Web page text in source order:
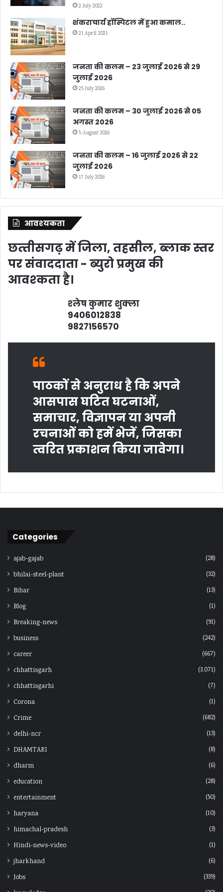
2 July 2022
शंकराचार्य हॉस्पिटल में हुआ कमाल..
21 April 2021
जनता की कलम – 23 जुलाई 2026 से 29
जुलाई 2026
25 July 2026
जनता की कलम – 30 जुलाई 2026 से 05
अगस्त 2026
5 August 2026
जनता की कलम – 16 जुलाई 2026 से 22
जुलाई 2026
17 July 2026
आवश्‍यकता
छत्‍तीसगढ़ में जिला, तहसील, ब्‍लाक स्‍तर
पर संवाददाता - ब्‍युरो प्रमुख की
आवश्‍कता है।
श्‍लेष कुमार शुक्‍ला
9406012838
9827156570
पाठकों से अनुराध है कि अपने
आसपास घटित घटनाओं,
समाचार, विज्ञापन या अपनी
रचनाओं को हमें भेजें, जिसका
त्‍वरित प्रकाशन किया जावेगा।
Categories
ajab-gajab
(28)
bhilai-steel-plant
(32)
Bihar
(13)
Blog
(1)
Breaking-news
(91)
business
(242)
career
(667)
chhattisgarh
(3,071)
chhattisgarhi
(7)
Corona
(1)
Crime
(682)
delhi-ncr
(13)
DHAMTARI
(8)
dharm
(6)
education
(28)
entertainment
(50)
haryana
(10)
himachal-pradesh
(3)
Hindi-news-video
(1)
jharkhand
(6)
Jobs
(339)